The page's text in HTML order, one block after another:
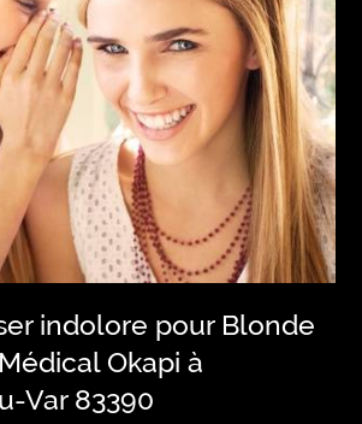
indolore pour Blonde
Okapi à
Var 83390